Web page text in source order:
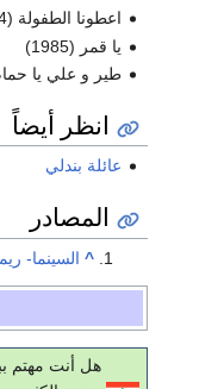
اعطونا الطفولة (1984)
يا قمر (1985)
طير و علي يا حمام
انظر أيضاً
عائلة بندلي
المصادر
^ السينما-
هل أنت مهتم